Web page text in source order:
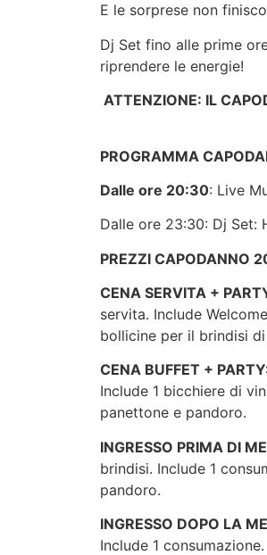
E le sorprese non
Dj Set fino alle prime
riprendere le energie!
ATTENZIONE: IL
PROGRAMMA
Dalle ore 20:30: Live
Dalle ore 23:30: Dj Set:
PREZZI CAPODANNO
CENA SERVITA +
servita. Include
bollicine per il brindisi
CENA BUFFET +
Include 1 bicchiere di
panettone e pandoro.
INGRESSO PRIMA DI
brindisi. Include 1
pandoro.
INGRESSO DOPO LA
Include 1 consumazione.